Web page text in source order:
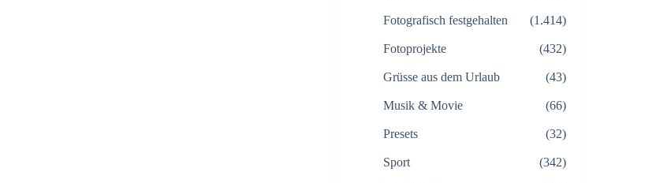
Fotografisch festgehalten (1.414)
Fotoprojekte (432)
Grüsse aus dem Urlaub (43)
Musik & Movie (66)
Presets (32)
Sport (342)